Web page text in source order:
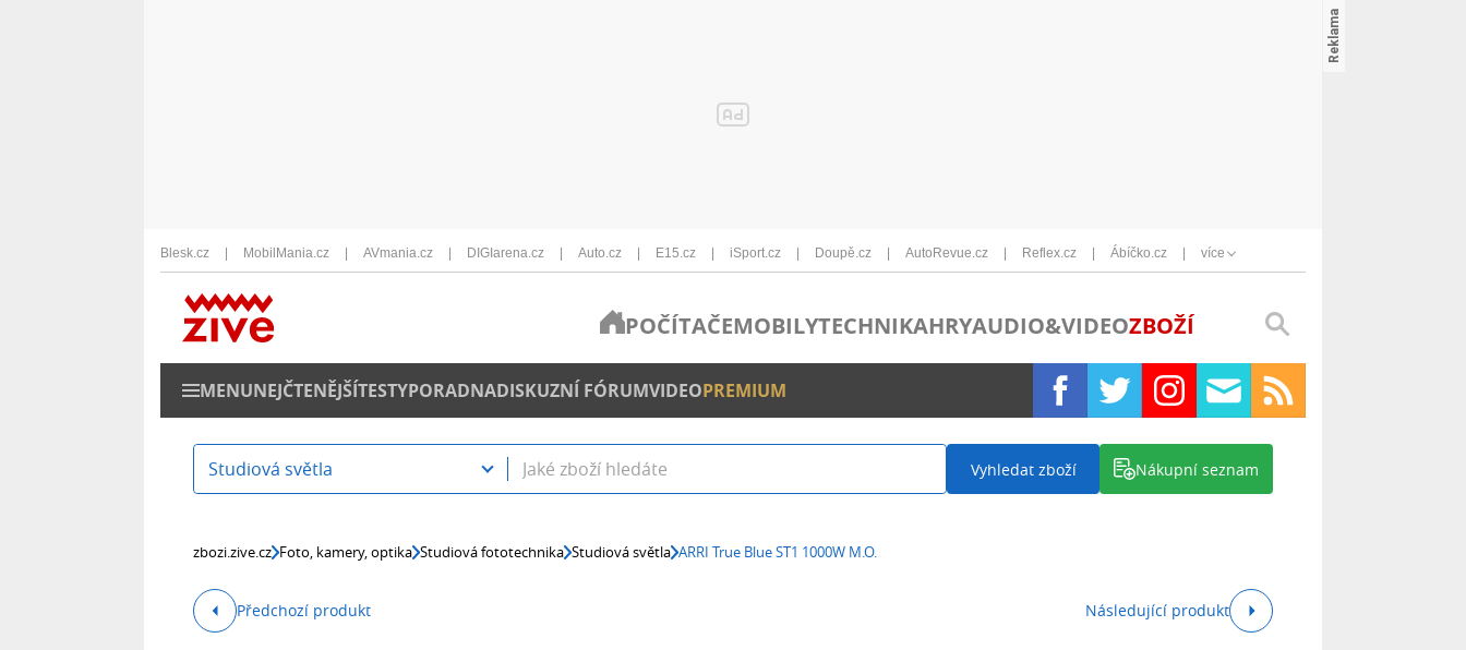
Blesk.cz MobilMania.cz AVmania.cz DIGIarena.cz Auto.cz E15.cz iSport.cz Doupě.cz AutoRevue.cz Reflex.cz Ábíčko.cz více
POČÍTAČEMOBILYTECHNIKAHRYAUDIO&VIDEOZBOŽÍ
MENUNEJČTENĚJŠÍTESTYPORADNADISKUZNÍ FÓRUMVIDEOPREMIUM
Studiová světla Vyhledat zboží Nákupní seznam
zbozi.zive.cz Foto, kamery, optika Studiová fototechnika Studiová světla ARRI True Blue ST1 1000W M.O.
Předchozí produkt Následující produkt